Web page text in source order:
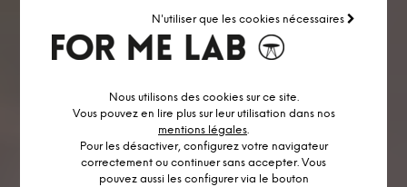
N'utiliser que les cookies nécessaires
Nous utilisons des cookies sur ce site.
Vous pouvez en lire plus sur leur utilisation dans nos
mentions légales.
Pour les désactiver, configurez votre navigateur
correctement ou continuer sans accepter. Vous
pouvez aussi les configurer via le bouton